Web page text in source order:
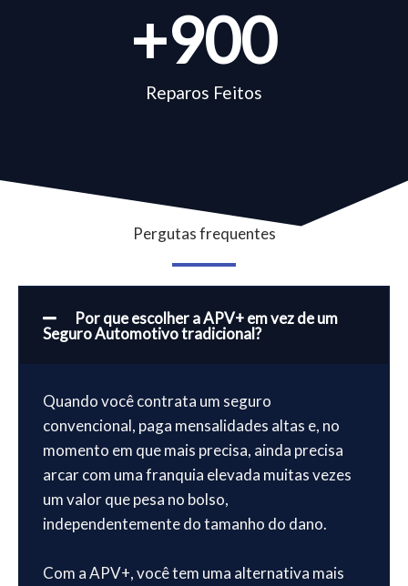
Reparos Feitos
+900
Pergutas frequentes
Por que escolher a APV+ em vez de um
Seguro Automotivo tradicional?
Quando você contrata um seguro
convencional, paga mensalidades altas e, no
momento em que mais precisa, ainda precisa
arcar com uma franquia elevada muitas vezes
um valor que pesa no bolso,
independentemente do tamanho do dano.
Com a APV+, você tem uma alternativa mais